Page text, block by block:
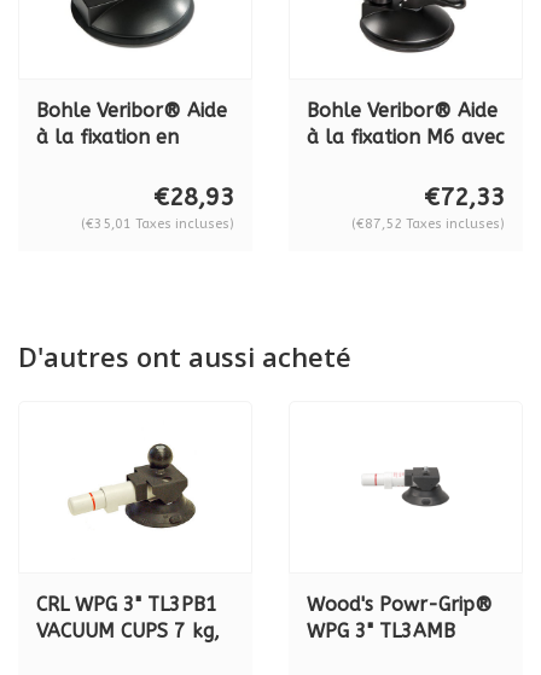
Bohle Veribor® Aide
à la fixation en
M10 x 1 BO 600.2G1
€28,93
(€35,01 Taxes incluses)
Bohle Veribor® Aide
à la fixation M6 avec
€72,33
(€87,52 Taxes incluses)
D'autres ont aussi acheté
CRL WPG 3" TL3PB1
VACUUM CUPS 7 kg,
Wood's Powr-Grip®
WPG 3" TL3AMB